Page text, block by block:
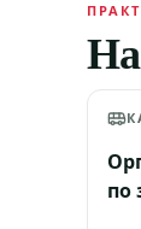
по